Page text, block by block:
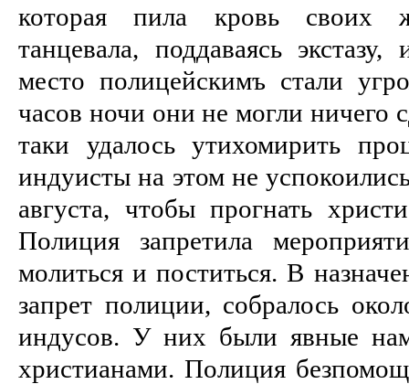
которая пила кровь своих
танцевала, поддаваясь
место полицейскимъ стали
часов ночи они не могли ничего
таки удалось утихоми­рить
индуисты на этом не
августа, чтобы прогнать
Полиция запретила
молиться и поститься. В
запрет полиции, собралось
индусов. У них были явные
христи­анами. Полиция